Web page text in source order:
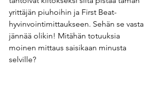
yrittäjän piuhoihin ja First Beat-
hyvinvointimittaukseen. Sehän se vasta
jännää olikin! Mitähän totuuksia
moinen mittaus saisikaan minusta
selville?